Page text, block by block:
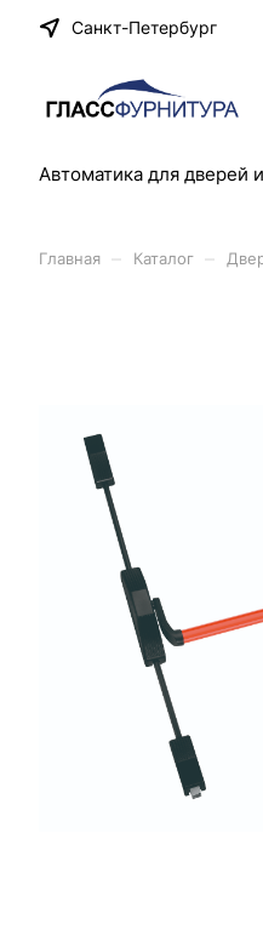
Санкт-Петербург
Автоматика для дверей
Главная Каталог